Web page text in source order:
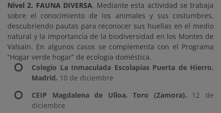
Nivel 2. FAUNA DIVERSA. Mediante esta actividad se trabaja
sobre el conocimiento de los animales y sus costumbres,
descubriendo pautas para reconocer sus huellas en el medio
natural y la importancia de la biodiversidad en los Montes de
Valsaín. En algunos casos se complementa con el Programa
“Hogar verde hogar” de ecología doméstica.
Colegio La Inmaculada Escolapias Puerta de Hierro.
Madrid. 10 de diciembre
CEIP Magdalena de Ulloa. Toro (Zamora). 12 de
diciembre